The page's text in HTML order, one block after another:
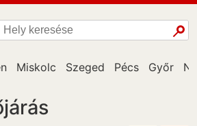
Miskolc Szeged Pécs Győr